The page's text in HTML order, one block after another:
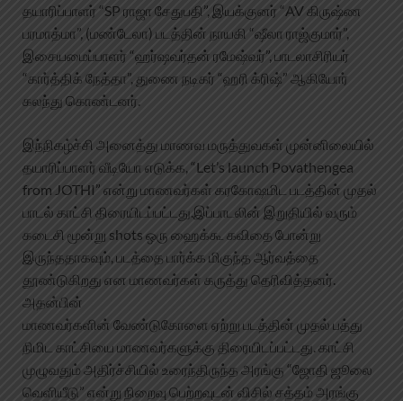
தயாரிப்பாளர் “SP ராஜா சேதுபதி”, இயக்குனர் “AV கிருஷ்ண
பரமாத்மா”, (மண்டேலா) படத்தின் நாயகி “ஷீலா ராஜ்குமார்”,
இசையமைப்பாளர் “ஹர்ஷவர்தன் ரமேஷ்வர்”, பாடலாசிரியர்
“கார்த்திக் நேத்தா”, துணை நடிகர் “ஹரி க்ரிஷ்” ஆகியோர்
கலந்து கொண்டனர்.
இந்நிகழ்ச்சி அனைத்து மாணவ மருத்துவகள் முன்னிலையில்
தயாரிப்பாளர் வீடியோ எடுக்க, “Let’s launch Povathengea
from JOTHI” என்று மாணவர்கள் கரகோஷமிட படத்தின் முதல்
பாடல் காட்சி திரையிடப்பட்டது.இப்பாடலின் இறுதியில் வரும்
கடைசி மூன்று shots ஒரு ஹைக்கூ கவிதை போன்று
இருந்ததாகவும், படத்தை பார்க்க மிகுந்த ஆர்வத்தை
தூண்டுகிறது என மாணவர்கள் கருத்து தெரிவித்தனர்.
அதன்பின்
மாணவர்களின் வேண்டுகோளை ஏற்று படத்தின் முதல் பத்து
நிமிட காட்சியை மாணவர்களுக்கு திரையிடப்பட்டது. காட்சி
முழுவதும் அதிர்ச்சியில் உரைந்திருந்த அரங்கு “ஜோதி ஜூலை
வெளியீடு” என்று நிறைவு பெற்றவுடன் விசில் சத்தம் அரங்கு